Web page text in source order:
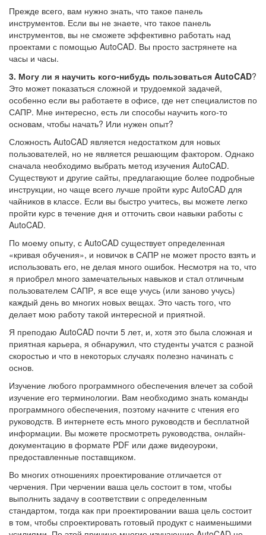
Прежде всего, вам нужно знать, что такое панель
инструментов. Если вы не знаете, что такое панель
инструментов, вы не сможете эффективно работать над
проектами с помощью AutoCAD. Вы просто застрянете на
часы и часы.
3. Могу ли я научить кого-нибудь пользоваться AutoCAD?
Это может показаться сложной и трудоемкой задачей,
особенно если вы работаете в офисе, где нет специалистов по
САПР. Мне интересно, есть ли способы научить кого-то
основам, чтобы начать? Или нужен опыт?
Сложность AutoCAD является недостатком для новых
пользователей, но не является решающим фактором. Однако
сначала необходимо выбрать метод изучения AutoCAD.
Существуют и другие сайты, предлагающие более подробные
инструкции, но чаще всего лучше пройти курс AutoCAD для
чайников в классе. Если вы быстро учитесь, вы можете легко
пройти курс в течение дня и отточить свои навыки работы с
AutoCAD.
По моему опыту, с AutoCAD существует определенная
«кривая обучения», и новичок в САПР не может просто взять и
использовать его, не делая много ошибок. Несмотря на то, что
я приобрел много замечательных навыков и стал отличным
пользователем САПР, я все еще учусь (или заново учусь)
каждый день во многих новых вещах. Это часть того, что
делает мою работу такой интересной и приятной.
Я преподаю AutoCAD почти 5 лет, и, хотя это была сложная и
приятная карьера, я обнаружил, что студенты учатся с разной
скоростью и что в некоторых случаях полезно начинать с
основ.
Изучение любого программного обеспечения влечет за собой
изучение его терминологии. Вам необходимо знать команды
программного обеспечения, поэтому начните с чтения его
руководств. В интернете есть много руководств и бесплатной
информации. Вы можете просмотреть руководства, онлайн-
документацию в формате PDF или даже видеоуроки,
предоставленные поставщиком.
Во многих отношениях проектирование отличается от
черчения. При черчении ваша цель состоит в том, чтобы
выполнить задачу в соответствии с определенным
стандартом, тогда как при проектировании ваша цель состоит
в том, чтобы спроектировать готовый продукт с наименьшими